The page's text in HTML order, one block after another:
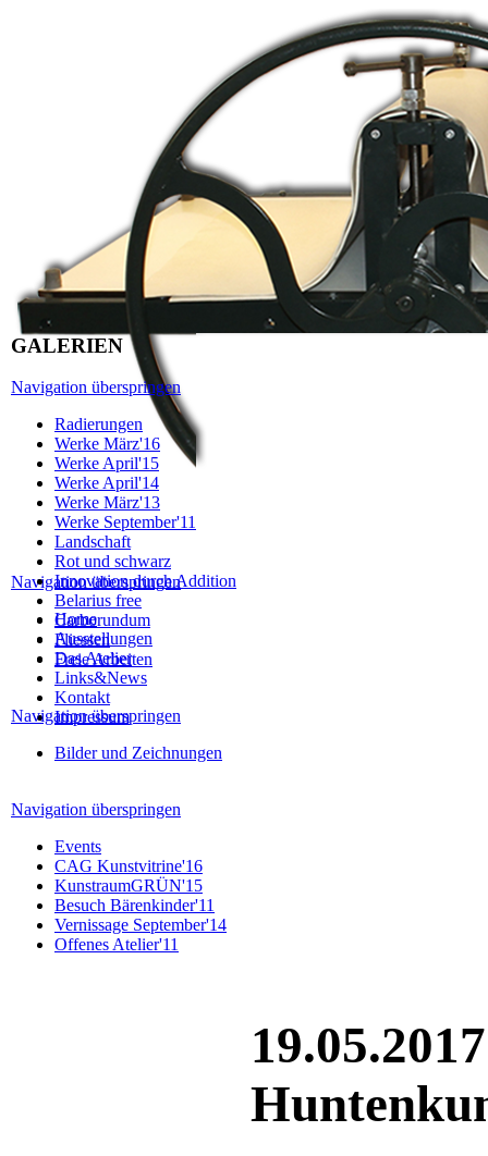
Navigation überspringen
Home
Ausstellungen
Das Atelier
Links&News
Kontakt
Impressum
GALERIEN
Navigation überspringen
Radierungen
Werke März'16
Werke April'15
Werke April'14
Werke März'13
Werke September'11
Landschaft
Rot und schwarz
Innovation durch Addition
Belarius free
Carborundum
Fliessen
Freie Arbeiten
Navigation überspringen
Bilder und Zeichnungen
Navigation überspringen
Events
CAG Kunstvitrine'16
KunstraumGRÜN'15
Besuch Bärenkinder'11
Vernissage September'14
Offenes Atelier'11